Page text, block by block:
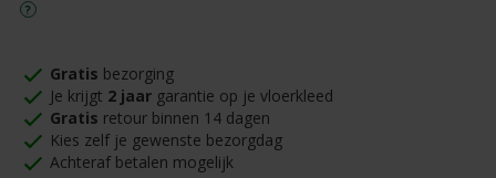
Gratis bezorging
Je krijgt 2 jaar garantie op je vloerkleed
Gratis retour binnen 14 dagen
Kies zelf je gewenste bezorgdag
Achteraf betalen mogelijk